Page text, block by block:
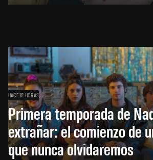
HACE 18 HORAS
Primera temporada de
extrañar: el comienzo de
que nunca olvidaremos